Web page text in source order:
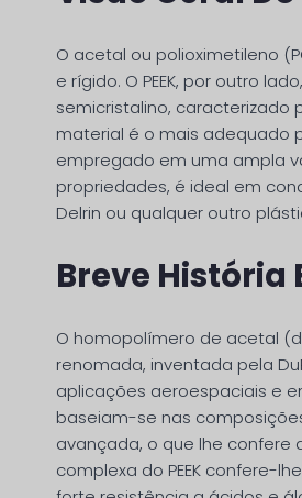
O acetal ou polioximetileno
e rígido. O PEEK, por outro
semicristalino, caracterizado
material é o mais adequado
empregado em uma ampla
propriedades, é ideal em
Delrin ou qualquer outro
Breve História
O homopolímero de acetal
renomada, inventada pela
aplicações aeroespaciais e
baseiam-se nas
avançada, o que lhe confere
complexa do PEEK confere-